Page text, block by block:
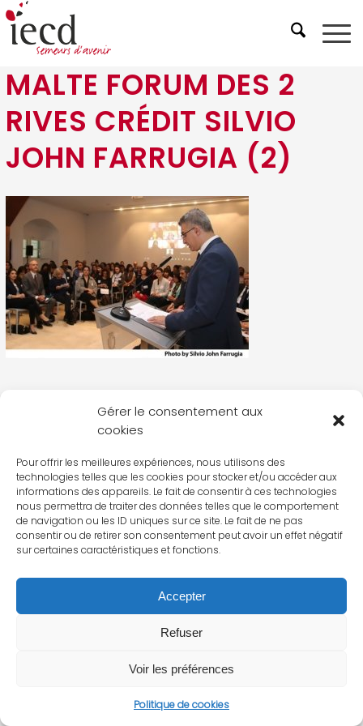
Gérer le consentement aux
cookies
Pour offrir les meilleures expériences, nous utilisons des
technologies telles que les cookies pour stocker et/ou accéder aux
informations des appareils. Le fait de consentir à ces technologies
nous permettra de traiter des données telles que le comportement
de navigation ou les ID uniques sur ce site. Le fait de ne pas
consentir ou de retirer son consentement peut avoir un effet négatif
sur certaines caractéristiques et fonctions.
Accepter
Refuser
Voir les préférences
Politique de cookies
MALTE FORUM DES 2
RIVES CRÉDIT SILVIO
JOHN FARRUGIA (2)